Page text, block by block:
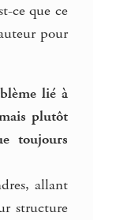
ce que ce
pour
lié à
plutôt
toujours
allant
structure